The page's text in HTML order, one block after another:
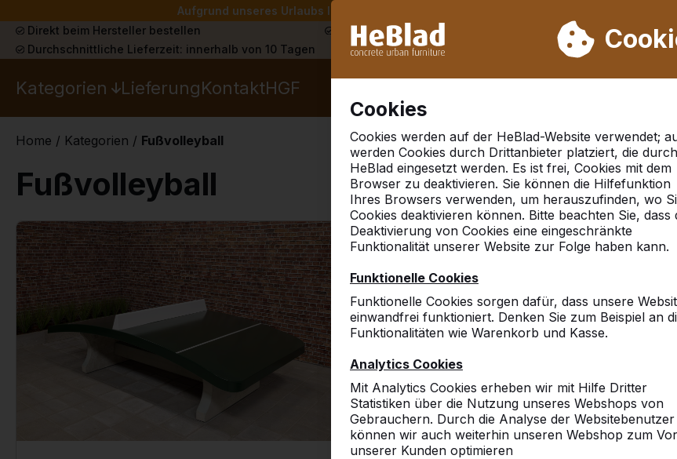
Aufgrund unseres Urlaubs liefern wir von Woche 31 bis Woche 33 nicht. Bitte
Cookies
Cookies werden auf der HeBlad-Website verwendet;
werden Cookies durch Drittanbieter platziert, die durch
HeBlad eingesetzt werden. Es ist frei, Cookies mit dem
Browser zu deaktivieren. Sie können die Hilfefunktion
Ihres Browsers verwenden, um herauszufinden, wo
Cookies deaktivieren können. Bitte beachten Sie, dass
Deaktivierung von Cookies eine eingeschränkte
Funktionalität unserer Website zur Folge haben kann.
Funktionelle Cookies
Funktionelle Cookies sorgen dafür, dass unsere
einwandfrei funktioniert. Denken Sie zum Beispiel an
Funktionalitäten wie Warenkorb und Kasse.
Analytics Cookies
Mit Analytics Cookies erheben wir mit Hilfe Dritter
Statistiken über die Nutzung unseres Webshops von
Gebrauchern. Durch die Analyse der Websitebenutzer
können wir auch weiterhin unseren Webshop zum
unserer Kunden optimieren
Direkt beim Hersteller bestellen Schon mehr als 30.000 Produkten verkauft
Durchschnittliche Lieferzeit: innerhalb von 10 Tagen
Kategorien LieferungKontaktHGF
Home / Kategorien / Fußvolleyball
Fußvolleyball